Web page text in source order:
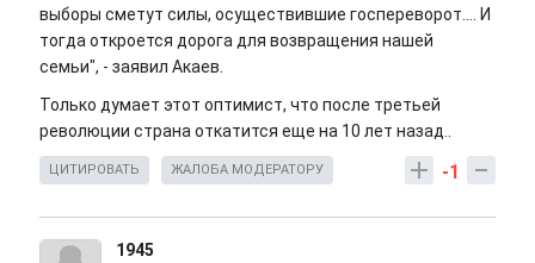
выборы сметут силы, осуществившие госпереворот.... И
тогда откроется дорога для возвращения нашей
семьи", - заявил Акаев.
Только думает этот оптимист, что после третьей
революции страна откатится еще на 10 лет назад..
-1
ЦИТИРОВАТЬ ЖАЛОБА МОДЕРАТОРУ
1945